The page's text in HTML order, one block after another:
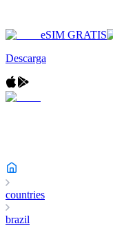
eSIM GRATIS
Descarga
countries
brazil